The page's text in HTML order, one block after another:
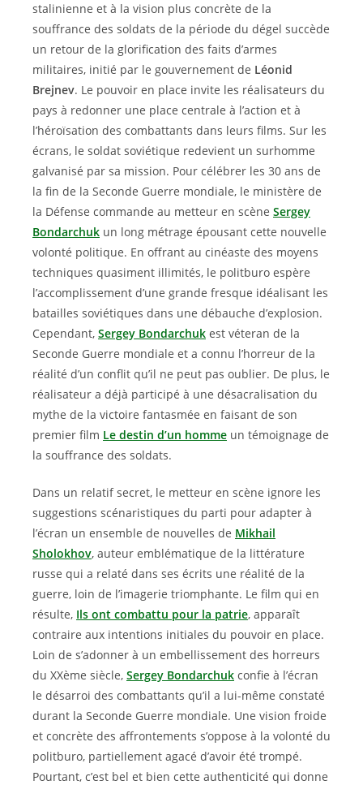
stalinienne et à la vision plus concrète de la
souffrance des soldats de la période du dégel succède
un retour de la glorification des faits d’armes
militaires, initié par le gouvernement de Léonid
Brejnev. Le pouvoir en place invite les réalisateurs du
pays à redonner une place centrale à l’action et à
l’héroïsation des combattants dans leurs films. Sur les
écrans, le soldat soviétique redevient un surhomme
galvanisé par sa mission. Pour célébrer les 30 ans de
la fin de la Seconde Guerre mondiale, le ministère de
la Défense commande au metteur en scène Sergey
Bondarchuk un long métrage épousant cette nouvelle
volonté politique. En offrant au cinéaste des moyens
techniques quasiment illimités, le politburo espère
l’accomplissement d’une grande fresque idéalisant les
batailles soviétiques dans une débauche d’explosion.
Cependant, Sergey Bondarchuk est véteran de la
Seconde Guerre mondiale et a connu l’horreur de la
réalité d’un conflit qu’il ne peut pas oublier. De plus, le
réalisateur a déjà participé à une désacralisation du
mythe de la victoire fantasmée en faisant de son
premier film Le destin d’un homme un témoignage de
la souffrance des soldats.
Dans un relatif secret, le metteur en scène ignore les
suggestions scénaristiques du parti pour adapter à
l’écran un ensemble de nouvelles de Mikhail
Sholokhov, auteur emblématique de la littérature
russe qui a relaté dans ses écrits une réalité de la
guerre, loin de l’imagerie triomphante. Le film qui en
résulte, Ils ont combattu pour la patrie, apparaît
contraire aux intentions initiales du pouvoir en place.
Loin de s’adonner à un embellissement des horreurs
du XXème siècle, Sergey Bondarchuk confie à l’écran
le désarroi des combattants qu’il a lui-même constaté
durant la Seconde Guerre mondiale. Une vision froide
et concrète des affrontements s’oppose à la volonté du
politburo, partiellement agacé d’avoir été trompé.
Pourtant, c’est bel et bien cette authenticité qui donne